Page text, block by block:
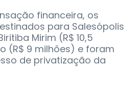
financeira, os
para Salesópolis
Mirim (R$ 10,5
(R$ 9 milhões) e foram
de privatização da